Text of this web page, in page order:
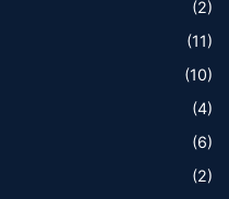
(2)
(11)
(10)
(4)
(6)
(2)